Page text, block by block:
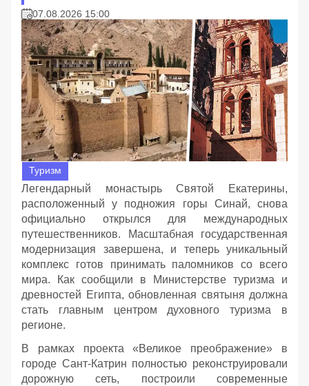
07.08.2026 15:00
Туризм
Легендарный монастырь Святой Екатерины,
расположенный у подножия горы Синай, снова
официально открылся для международных
путешественников. Масштабная государственная
модернизация завершена, и теперь уникальный
комплекс готов принимать паломников со всего
мира. Как сообщили в Министерстве туризма и
древностей Египта, обновленная святыня должна
стать главным центром духовного туризма в
регионе.
В рамках проекта «Великое преображение» в
городе Сант-Катрин полностью реконструировали
дорожную сеть, построили современные